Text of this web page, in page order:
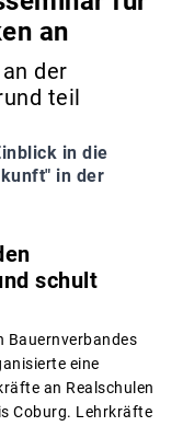
an
der
teil
in die
in der
schult
Bauernverbandes
eine
an Realschulen
Coburg. Lehrkräfte